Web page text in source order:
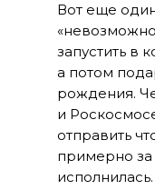
Вот еще
запустить в
а потом
рождения.
и
отправить
примерно за
исполнилась.